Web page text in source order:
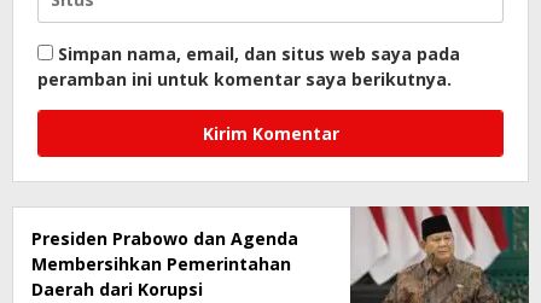
Simpan nama, email, dan situs web saya pada
peramban ini untuk komentar saya berikutnya.
Presiden Prabowo dan Agenda
Membersihkan Pemerintahan
Daerah dari Korupsi